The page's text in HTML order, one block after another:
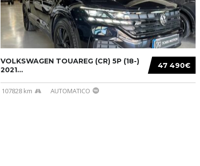
47 490€
VOLKSWAGEN TOUAREG (CR) 5P (18-)
2021...
107828 km AUTOMATICO